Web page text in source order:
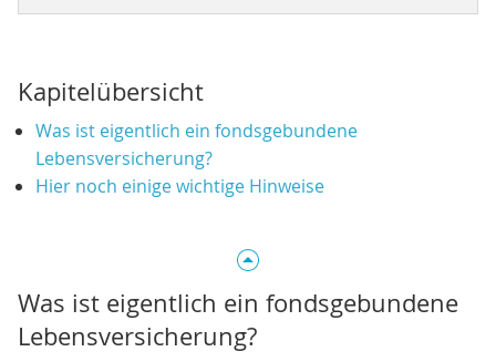
Kapitelübersicht
Was ist eigentlich ein fondsgebundene
Lebensversicherung?
Hier noch einige wichtige Hinweise
Was ist eigentlich ein fondsgebundene
Lebensversicherung?